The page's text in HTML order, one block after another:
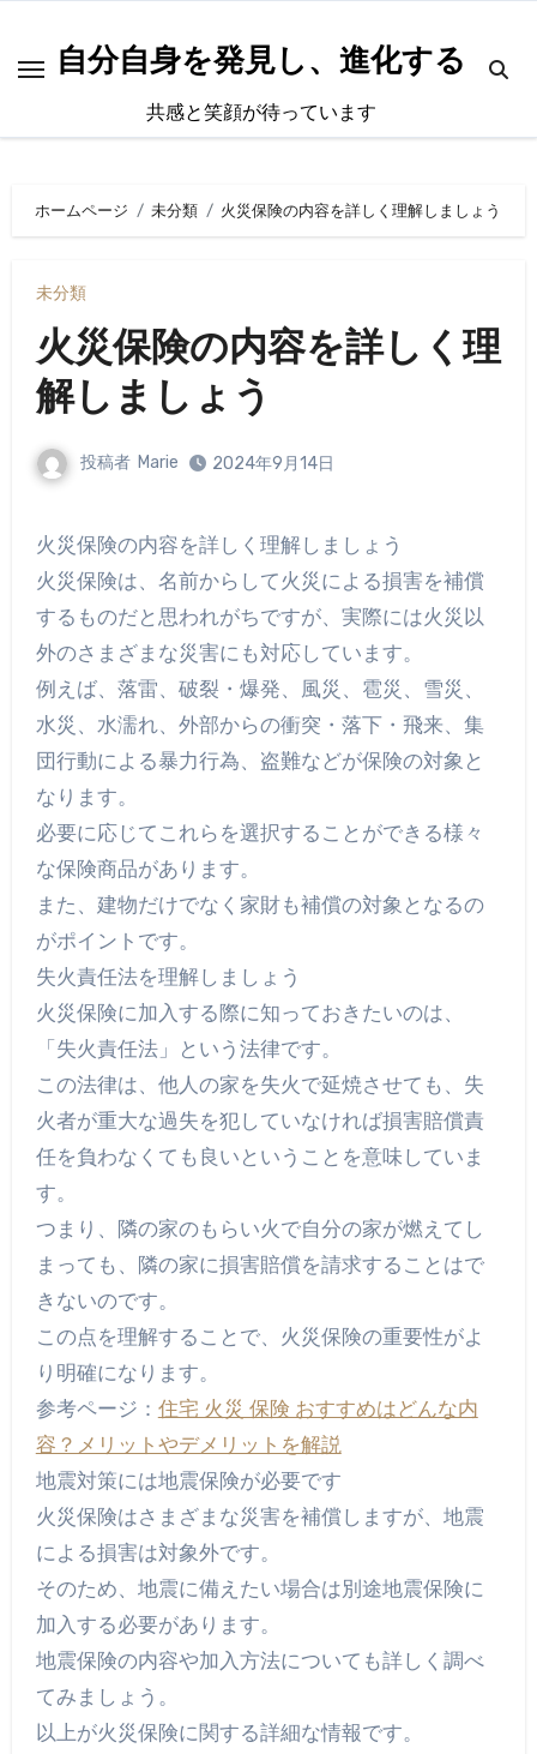
自分自身を発見し、進化する
共感と笑顔が待っています
ホームページ 未分類 火災保険の内容を詳しく理解しましょう
未分類
火災保険の内容を詳しく理
解しましょう
投稿者 Marie 2024年9月14日
火災保険の内容を詳しく理解しましょう
火災保険は、名前からして火災による損害を補償
するものだと思われがちですが、実際には火災以
外のさまざまな災害にも対応しています。
例えば、落雷、破裂・爆発、風災、雹災、雪災、
水災、水濡れ、外部からの衝突・落下・飛来、集
団行動による暴力行為、盗難などが保険の対象と
なります。
必要に応じてこれらを選択することができる様々
な保険商品があります。
また、建物だけでなく家財も補償の対象となるの
がポイントです。
失火責任法を理解しましょう
火災保険に加入する際に知っておきたいのは、
「失火責任法」という法律です。
この法律は、他人の家を失火で延焼させても、失
火者が重大な過失を犯していなければ損害賠償責
任を負わなくても良いということを意味していま
す。
つまり、隣の家のもらい火で自分の家が燃えてし
まっても、隣の家に損害賠償を請求することはで
きないのです。
この点を理解することで、火災保険の重要性がよ
り明確になります。
参考ページ： 住宅 火災 保険 おすすめはどんな内
容？メリットやデメリットを解説
地震対策には地震保険が必要です
火災保険はさまざまな災害を補償しますが、地震
による損害は対象外です。
そのため、地震に備えたい場合は別途地震保険に
加入する必要があります。
地震保険の内容や加入方法についても詳しく調べ
てみましょう。
以上が火災保険に関する詳細な情報です。